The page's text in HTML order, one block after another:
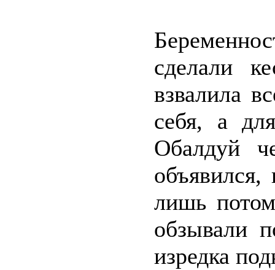
сделали
взвалила
себя, а
Обалдуй
объявился,
лишь
обзывали
изредка